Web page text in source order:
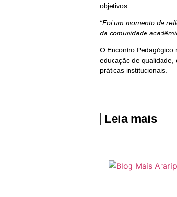
objetivos:
“Foi um momento de
da comunidade
O Encontro Pedagógico
educação de qualidade,
práticas institucionais.
Leia mais